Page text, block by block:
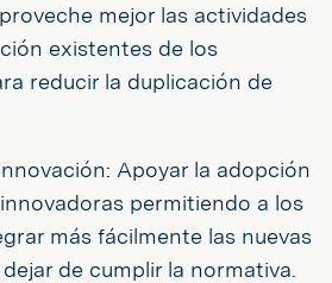
mejor las actividades
existentes de los
reducir la duplicación de
Apoyar la adopción
permitiendo a los
más fácilmente las nuevas
de cumplir la normativa.